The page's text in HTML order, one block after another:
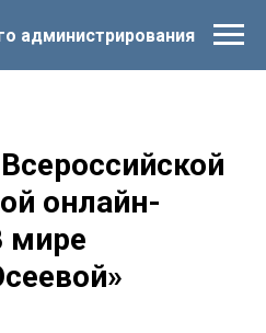
администрирования
онлайн-
мире